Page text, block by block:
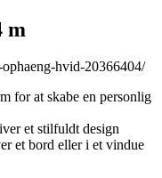
m
hvid-20366404/
for at skabe en personlig
et stilfuldt design
et bord eller i et vindue